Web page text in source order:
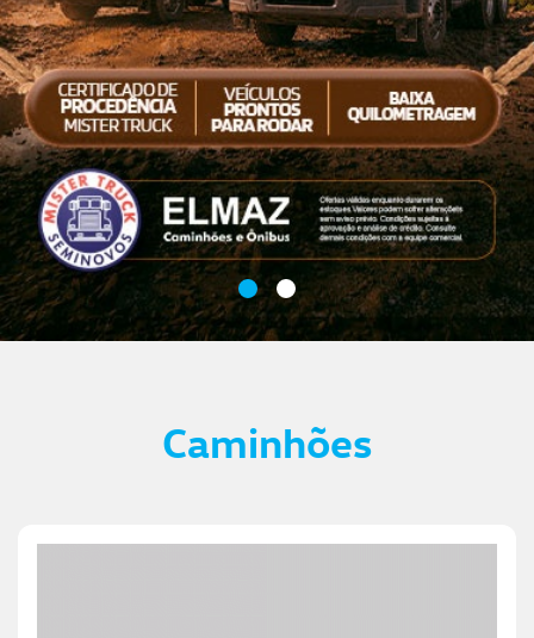
Caminhões